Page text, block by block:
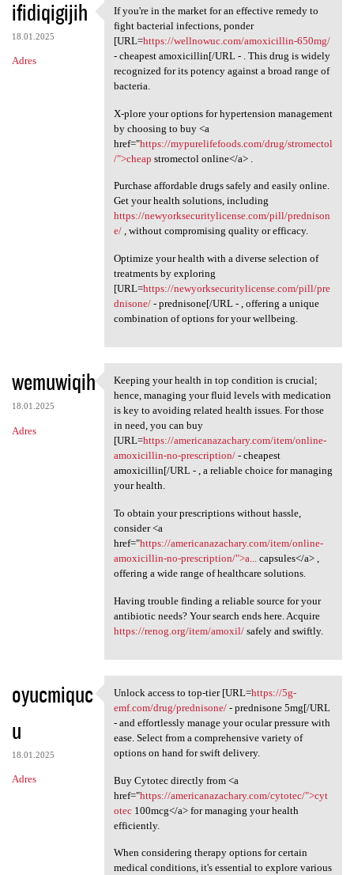
ifidiqigijih
18.01.2025
Adres
If you're in the market for
If you're in the market for an effective remedy to
fight bacterial infections, ponder
[URL=https://wellnowuc.com/amoxicillin-650mg/
- cheapest amoxicillin[/URL - . This drug is widely
recognized for its potency against a broad range of
bacteria.
X-plore your options for hypertension management
by choosing to buy <a
href="https://mypurelifefoods.com/drug/stromectol
/">cheap stromectol online</a> .
Purchase affordable drugs safely and easily online.
Get your health solutions, including
https://newyorksecuritylicense.com/pill/prednison
e/, without compromising quality or efficacy.
Optimize your health with a diverse selection of
treatments by exploring
[URL=https://newyorksecuritylicense.com/pill/pre
dnisone/- prednisone[/URL - , offering a unique
combination of options for your wellbeing.
wemuwiqih
18.01.2025
Adres
Keeping your health in top
Keeping your health in top condition is crucial;
hence, managing your fluid levels with medication
is key to avoiding related health issues. For those
in need, you can buy
[URL=https://americanazachary.com/item/online-
amoxicillin-no-prescription/- cheapest
amoxicillin[/URL - , a reliable choice for managing
your health.
To obtain your prescriptions without hassle,
consider <a
href="https://americanazachary.com/item/online-
amoxicillin-no-prescription/">a...
capsules</a> ,
offering a wide range of healthcare solutions.
Having trouble finding a reliable source for your
antibiotic needs? Your search ends here. Acquire
https://renog.org/item/amoxil/safely and swiftly.
oyucmiquc
u
18.01.2025
Adres
Unlock access to top-tier
Unlock access to top-tier [URL=https://5g-
emf.com/drug/prednisone/- prednisone 5mg[/URL
- and effortlessly manage your ocular pressure with
ease. Select from a comprehensive variety of
options on hand for swift delivery.
Buy Cytotec directly from <a
href="https://americanazachary.com/cytotec/">cyt
otec100mcg</a> for managing your health
efficiently.
When considering therapy options for certain
medical conditions, it's essential to explore various